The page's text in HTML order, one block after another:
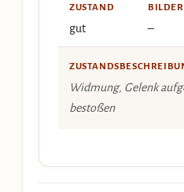
ZUSTAND
gut
BILDER
–
Widmung, Gelenk
bestoßen